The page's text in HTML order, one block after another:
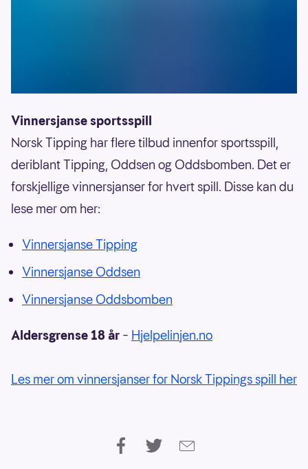
Vinnersjanse sportsspill
Norsk Tipping har flere tilbud innenfor sportsspill,
deriblant Tipping, Oddsen og Oddsbomben. Det er
forskjellige vinnersjanser for hvert spill. Disse kan du
lese mer om her:
Vinnersjanse Tipping
Vinnersjanse Oddsen
Vinnersjanse Oddsbomben
Aldersgrense 18 år – Hjelpelinjen.no
Les mer om vinnersjanser for Norsk Tippings spill her